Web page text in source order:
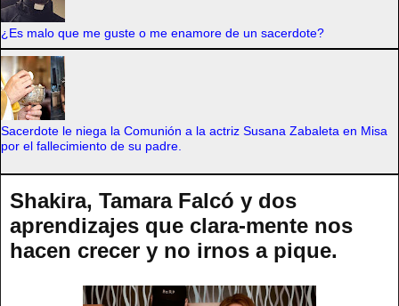
¿Es malo que me guste o me enamore de un sacerdote?
Sacerdote le niega la Comunión a la actriz Susana Zabaleta en Misa
por el fallecimiento de su padre.
Shakira, Tamara Falcó y dos
aprendizajes que clara-mente nos
hacen crecer y no irnos a pique.